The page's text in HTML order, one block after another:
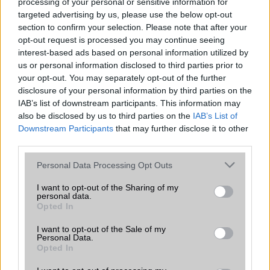
targeted advertising by us, please use the below opt-out
section to confirm your selection. Please note that after your
opt-out request is processed you may continue seeing
interest-based ads based on personal information utilized by
us or personal information disclosed to third parties prior to
your opt-out. You may separately opt-out of the further
disclosure of your personal information by third parties on the
IAB’s list of downstream participants. This information may
also be disclosed by us to third parties on the IAB’s List of
Downstream Participants that may further disclose it to other
Please note that this website/app uses one or more Google
not limited to your visit or usage behaviour. You may click to
grant or deny consent to Google and its third-party tags to
use your data for below specified purposes in below Google
consent section.
Personal Data Processing Opt Outs
I want to opt-out of the Sharing of my
personal data.
Opted In
I want to opt-out of the Sale of my
Personal Data.
Opted In
Android már évek óta olyan intelligens funkciókat kínál,
amelyek maguktól dolgoznak a háttérben.
Ez a rejtett Samsung funkció teljesen
megváltoztatja a mobilhasználatot –
sokan mégsem tudnak róla
2026.07.12| Android Central
Az Edge Panel az egyik leghasznosabb funkció, amely
jelentősen felgyorsítja a mindennapi használatot,
miközben a Pixel telefonokból továbbra is hiányzik.
KAPCSOLÓDÓ HÍREK
Az Android 16 új töltési funkciója meglepheti a Pixel-
tulajokat